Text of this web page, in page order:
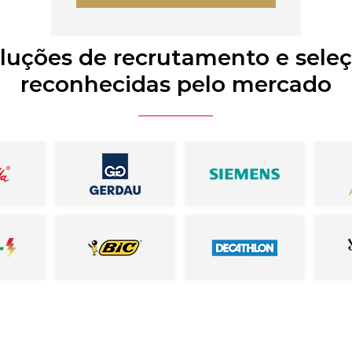
de recrutamento e
reconhecidas pelo mercado